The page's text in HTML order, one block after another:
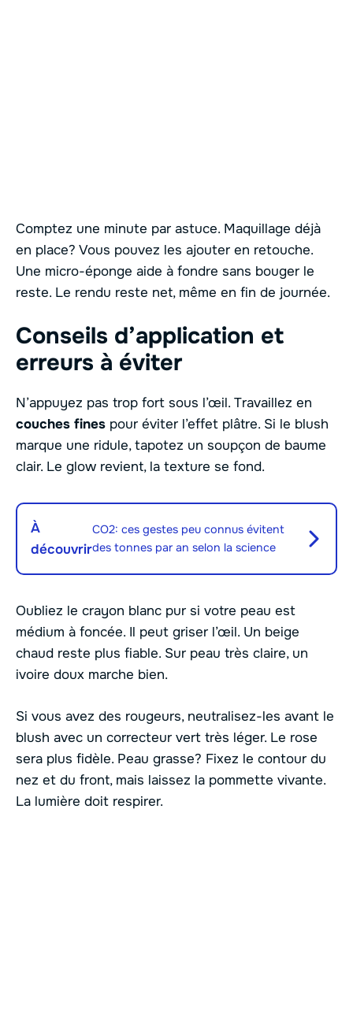
Comptez une minute par astuce. Maquillage déjà
en place? Vous pouvez les ajouter en retouche.
Une micro-éponge aide à fondre sans bouger le
reste. Le rendu reste net, même en fin de journée.
Conseils d’application et
erreurs à éviter
N’appuyez pas trop fort sous l’œil. Travaillez en
couches fines pour éviter l’effet plâtre. Si le blush
marque une ridule, tapotez un soupçon de baume
clair. Le glow revient, la texture se fond.
À
découvrir
CO2: ces gestes peu connus évitent
des tonnes par an selon la science
Oubliez le crayon blanc pur si votre peau est
médium à foncée. Il peut griser l’œil. Un beige
chaud reste plus fiable. Sur peau très claire, un
ivoire doux marche bien.
Si vous avez des rougeurs, neutralisez-les avant le
blush avec un correcteur vert très léger. Le rose
sera plus fidèle. Peau grasse? Fixez le contour du
nez et du front, mais laissez la pommette vivante.
La lumière doit respirer.